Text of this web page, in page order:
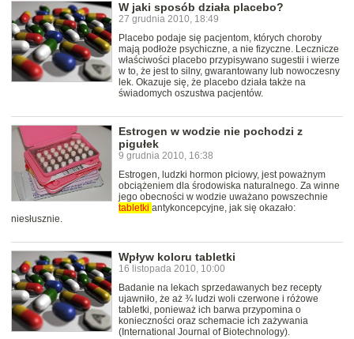
W jaki sposób działa placebo?
27 grudnia 2010, 18:49
Placebo podaje się pacjentom, których choroby
mają podłoże psychiczne, a nie fizyczne. Lecznicze
właściwości placebo przypisywano sugestii i wierze
w to, że jest to silny, gwarantowany lub nowoczesny
lek. Okazuje się, że placebo działa także na
świadomych oszustwa pacjentów.
Estrogen w wodzie nie pochodzi z
pigułek
9 grudnia 2010, 16:38
Estrogen, ludzki hormon płciowy, jest poważnym
obciążeniem dla środowiska naturalnego. Za winne
jego obecności w wodzie uważano powszechnie
tabletki antykoncepcyjne, jak się okazało:
niesłusznie.
Wpływ koloru tabletki
16 listopada 2010, 10:00
Badanie na lekach sprzedawanych bez recepty
ujawniło, że aż ¾ ludzi woli czerwone i różowe
tabletki, ponieważ ich barwa przypomina o
konieczności oraz schemacie ich zażywania
(International Journal of Biotechnology).